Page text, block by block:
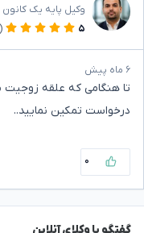
وکیل پایه یک کانون
۵
(۱۳۹)
۶ ماه پیش
تا هنگامی که علقه زوجیت
درخواست تمکین نمایید..
۰